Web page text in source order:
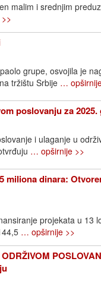
malim i srednjim
grupe, osvojila je
tržištu Srbije …
poslovanju za
i ulaganje u
… opširnije >>
miliona dinara:
projekata u 13
… opširnije >>